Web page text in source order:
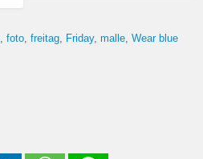
foto freitag Friday malle Wear blue